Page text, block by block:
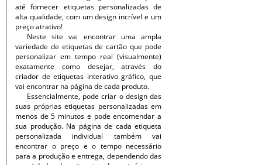
até fornecer etiquetas personalizadas de
alta qualidade, com um design incrível e um
preço atrativo!
Neste site vai encontrar uma ampla
variedade de etiquetas de cartão que pode
personalizar em tempo real (visualmente)
exatamente como desejar, através do
criador de etiquetas interativo gráfico, que
vai encontrar na página de cada produto.
Essencialmente, pode criar o design das
suas próprias etiquetas personalizadas em
menos de 5 minutos e pode encomendar a
sua produção. Na página de cada etiqueta
personalizada individual também vai
encontrar o preço e o tempo necessário
para a produção e entrega, dependendo das